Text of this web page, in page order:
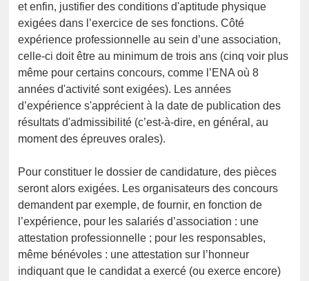
et enfin, justifier des conditions d'aptitude physique
exigées dans l’exercice de ses fonctions. Côté
expérience professionnelle au sein d’une association,
celle-ci doit être au minimum de trois ans (cinq voir plus
même pour certains concours, comme l’ENA où 8
années d'activité sont exigées). Les années
d’expérience s'apprécient à la date de publication des
résultats d'admissibilité (c’est-à-dire, en général, au
moment des épreuves orales).
Pour constituer le dossier de candidature, des pièces
seront alors exigées. Les organisateurs des concours
demandent par exemple, de fournir, en fonction de
l’expérience, pour les salariés d’association : une
attestation professionnelle ; pour les responsables,
même bénévoles : une attestation sur l’honneur
indiquant que le candidat a exercé (ou exerce encore)